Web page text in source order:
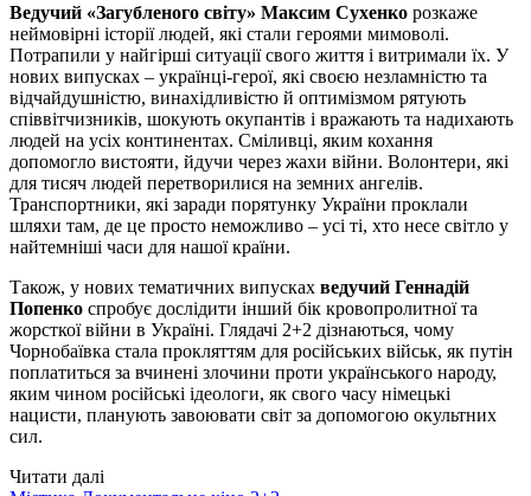
Ведучий «Загубленого світу» Максим Сухенко розкаже
неймовірні історії людей, які стали героями мимоволі.
Потрапили у найгірші ситуації свого життя і витримали їх. У
нових випусках – українці-герої, які своєю незламністю та
відчайдушністю, винахідливістю й оптимізмом рятують
співвітчизників, шокують окупантів і вражають та надихають
людей на усіх континентах. Сміливці, яким кохання
допомогло вистояти, йдучи через жахи війни. Волонтери, які
для тисяч людей перетворилися на земних ангелів.
Транспортники, які заради порятунку України проклали
шляхи там, де це просто неможливо – усі ті, хто несе світло у
найтемніші часи для нашої країни.
Також, у нових тематичних випусках ведучий Геннадій
Попенко спробує дослідити інший бік кровопролитної та
жорсткої війни в Україні. Глядачі 2+2 дізнаються, чому
Чорнобаївка стала прокляттям для російських військ, як путін
поплатиться за вчинені злочини проти українського народу,
яким чином російські ідеологи, як свого часу німецькі
нацисти, планують завоювати світ за допомогою окультних
сил.
Читати далі